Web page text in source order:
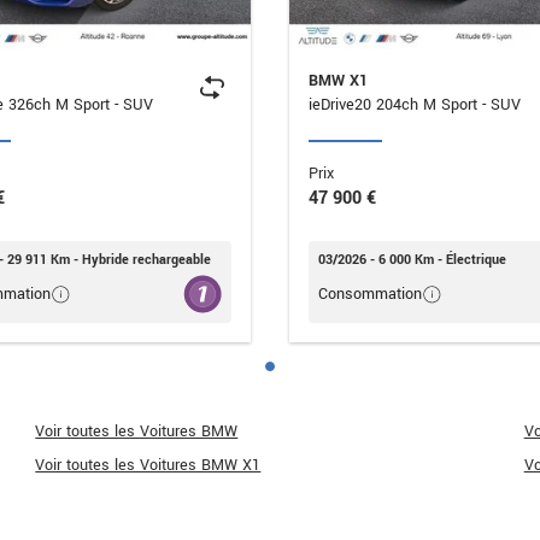
xDrive30e 326ch M Sport - SUV
29 911 Km - Hybride rechargeable
BMW X1
ieDrive20 204ch M Sport - SUV
Prix
47 900 €
03/2026 - 6 000 Km - Électrique
Consommation
Voir toutes les Voitures BMW
Voir toutes les Voitures BMW X1